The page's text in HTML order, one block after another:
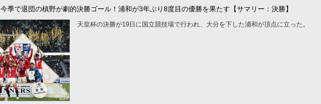
今季で退団の槙野が劇的決勝ゴール！浦和が3年ぶり8度目の優勝を果たす【サマリー：決勝】
天皇杯の決勝が19日に国立競技場で行われ、大分を下した浦和が頂点に立った。